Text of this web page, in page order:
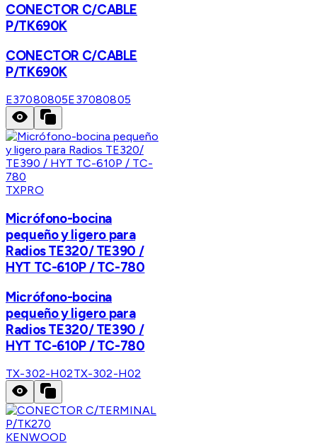
CONECTOR C/CABLE
P/TK690K
CONECTOR C/CABLE
P/TK690K
E37080805E37080805
TXPRO
Micrófono-bocina
pequeño y ligero para
Radios TE320/ TE390 /
HYT TC-610P / TC-780
Micrófono-bocina
pequeño y ligero para
Radios TE320/ TE390 /
HYT TC-610P / TC-780
TX-302-H02TX-302-H02
KENWOOD